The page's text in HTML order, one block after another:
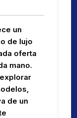
un
de lujo
oferta
mano.
de un